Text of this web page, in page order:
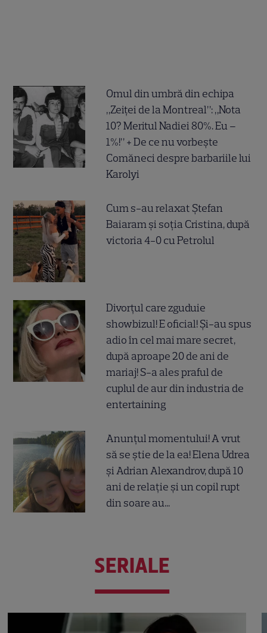
Omul din umbră din echipa
„Zeiței de la Montreal”: „Nota
10? Meritul Nadiei 80%. Eu –
1%!” + De ce nu vorbește
Comăneci despre barbariile lui
Karolyi
Cum s-au relaxat Ștefan
Baiaram și soția Cristina, după
victoria 4-0 cu Petrolul
Divorțul care zguduie
showbizul! E oficial! Și-au spus
adio în cel mai mare secret,
după aproape 20 de ani de
mariaj! S-a ales praful de
cuplul de aur din industria de
entertaining
Anunțul momentului! A vrut
să se știe de la ea! Elena Udrea
și Adrian Alexandrov, după 10
ani de relație și un copil rupt
din soare au...
SERIALE